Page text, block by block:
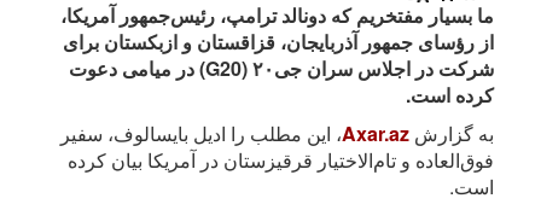
ما بسیار مفتخریم که دونالد ترامپ، رئیس‌جمهور آمریکا،
از رؤسای جمهور آذربایجان، قزاقستان و ازبکستان برای
شرکت در اجلاس سران جی۲۰ (G20) در میامی دعوت
کرده است.
به گزارش Axar.az، این مطلب را ادیل بایسالوف، سفیر
فوق‌العاده و تام‌الاختیار قرقیزستان در آمریکا بیان کرده
است.